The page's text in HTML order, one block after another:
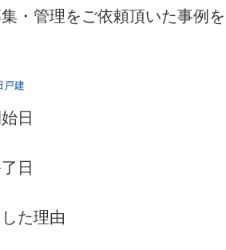
・管理をご依頼頂いた事例を
戸建
日
日
た理由